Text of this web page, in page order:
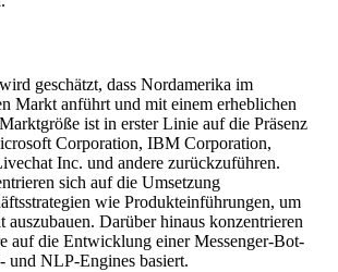
geschätzt, dass Nordamerika im
Markt anführt und mit einem erheblichen
ist in erster Linie auf die Präsenz
Corporation, IBM Corporation,
Inc. und andere zurückzuführen.
sich auf die Umsetzung
wie Produkteinführungen, um
auszubauen. Darüber hinaus konzentrieren
auf die Entwicklung einer Messenger-Bot-
und NLP-Engines basiert.